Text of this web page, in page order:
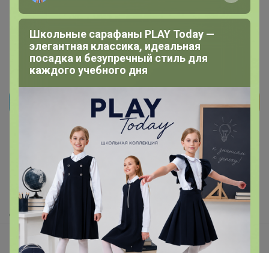
Реклама
Как здесь все устроено?
Как сделать заказ?
Как получить?
Доставка
Шоурумы
Школьные сарафаны PLAY Today —
элегантная классика, идеальная
посадка и безупречный стиль для
каждого учебного дня